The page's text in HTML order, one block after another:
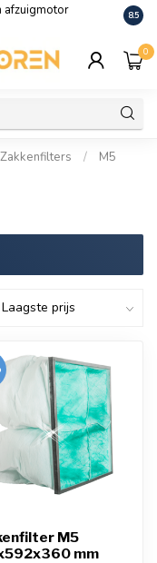
afzuigmotor De
8.5
0
Zakkenfilters /
M5
M5
mm